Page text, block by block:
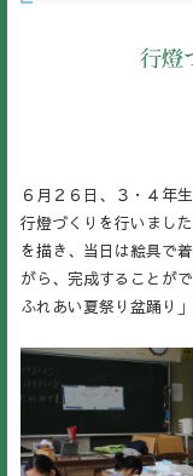
行燈
６月２６日、３・４年
行燈づくりを行いまし
を描き、当日は絵具で
がら、完成することが
ふれあい夏祭り盆踊り